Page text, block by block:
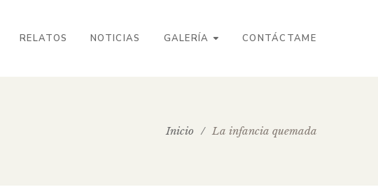
RELATOS NOTICIAS GALERÍA CONTÁCTAME
Inicio / La infancia quemada